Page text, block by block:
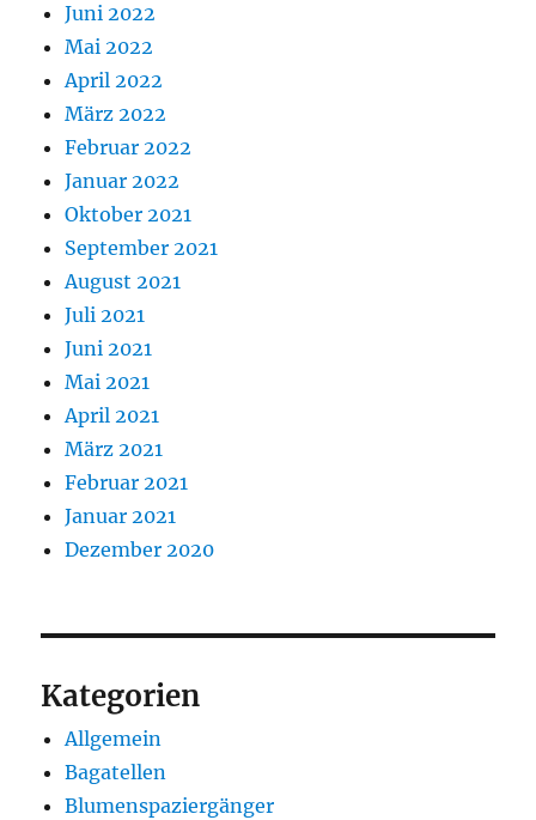
Juni 2022
Mai 2022
April 2022
März 2022
Februar 2022
Januar 2022
Oktober 2021
September 2021
August 2021
Juli 2021
Juni 2021
Mai 2021
April 2021
März 2021
Februar 2021
Januar 2021
Dezember 2020
Kategorien
Allgemein
Bagatellen
Blumenspaziergänger